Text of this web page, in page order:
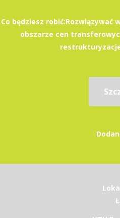
Co będziesz
obszarze cen